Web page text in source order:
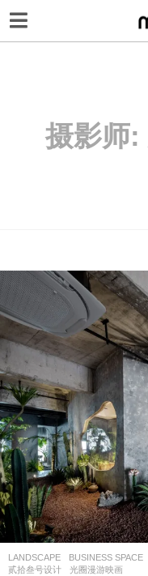
摄影师:
LANDSCAPE BUSINESS SPACE
贰拾叁号设计
光圈漫游映画